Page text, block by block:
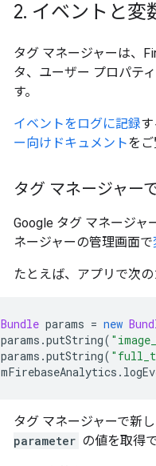
2. イベントと変
タグ マネージャーは、
タ、ユーザー プロパテ
す。
イベントをログに記録す
ー向けドキュメントをご
タグ マネージャー
Google タグ マネージャ
ネージャーの管理画面で
たとえば、アプリで次
Bundle params = new
params .putString(
params .putString(
mFirebaseAnalytics .
タグ マネージャーで新
parameter の値を取得